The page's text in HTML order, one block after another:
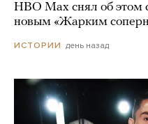
HBO Max снял об этом
новым «Жарким
ИСТОРИИ день назад